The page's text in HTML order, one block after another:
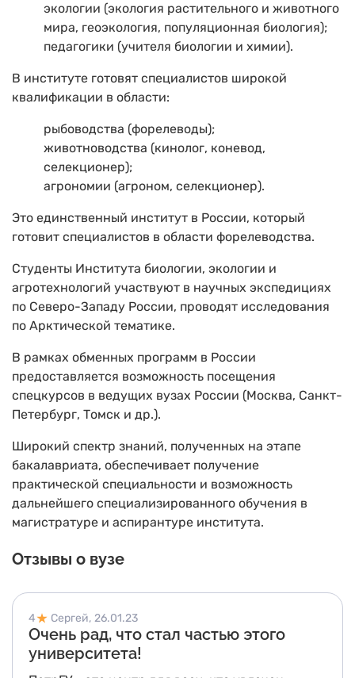
экологии (экология растительного и животного
мира, геоэкология, популяционная биология);
педагогики (учителя биологии и химии).
В институте готовят специалистов широкой
квалификации в области:
рыбоводства (форелеводы);
животноводства (кинолог, коневод,
селекционер);
агрономии (агроном, селекционер).
Это единственный институт в России, который
готовит специалистов в области форелеводства.
Студенты Института биологии, экологии и
агротехнологий участвуют в научных экспедициях
по Северо-Западу России, проводят исследования
по Арктической тематике.
В рамках обменных программ в России
предоставляется возможность посещения
спецкурсов в ведущих вузах России (Москва, Санкт-
Петербург, Томск и др.).
Широкий спектр знаний, полученных на этапе
бакалавриата, обеспечивает получение
практической специальности и возможность
дальнейшего специализированного обучения в
магистратуре и аспирантуре института.
Отзывы о вузе
4 26.01.23
Сергей,
Очень рад, что стал частью этого
университета!